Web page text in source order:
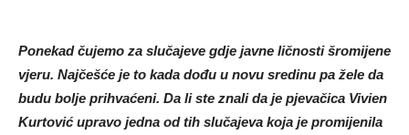
Ponekad čujemo za slučajeve gdje javne ličnosti šromijene
vjeru. Najčešće je to kada dođu u novu sredinu pa žele da
budu bolje prihvaćeni. Da li ste znali da je pjevačica Vivien
Kurtović upravo jedna od tih slučajeva koja je promijenila